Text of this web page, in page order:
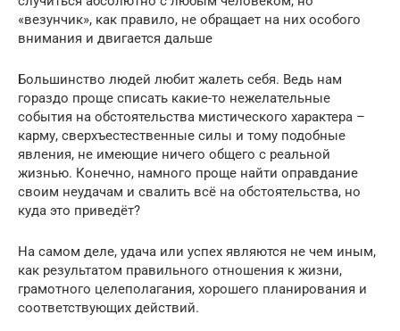
«везунчик», как правило, не обращает на них особого
внимания и двигается дальше
Большинство людей любит жалеть себя. Ведь нам
гораздо проще списать какие-то нежелательные
события на обстоятельства мистического характера –
карму, сверхъестественные силы и тому подобные
явления, не имеющие ничего общего с реальной
жизнью. Конечно, намного проще найти оправдание
своим неудачам и свалить всё на обстоятельства, но
куда это приведёт?
На самом деле, удача или успех являются не чем иным,
как результатом правильного отношения к жизни,
грамотного целеполагания, хорошего планирования и
соответствующих действий.